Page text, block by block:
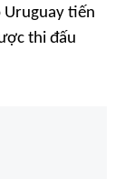
Uruguay tiến
thi đấu